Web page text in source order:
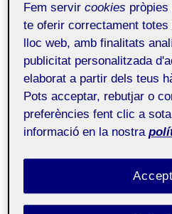
La meva obra definint
una extensió de: 100
Fotografia d’una
residus de la platja i les tres
activisme, motlles i
descriuen a continuació,
Fem servircookies
te oferir correctament totes
lloc web, amb finalitats
publicitat personalitzada
elaborat a partir dels teus
Pots acceptar, rebutjar o
preferències fent clic a
informació en la nostra